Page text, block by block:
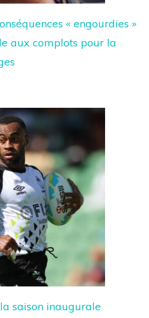
« engourdies »
aux complots pour la
saison inaugurale